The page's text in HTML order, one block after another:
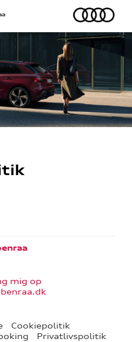
Audi
mig op
Cookiepolitik
Privatlivspolitik